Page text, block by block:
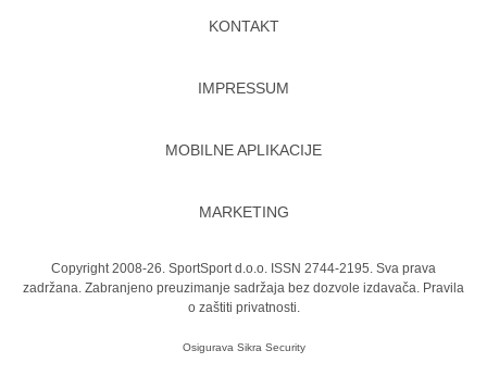
KONTAKT
IMPRESSUM
MOBILNE APLIKACIJE
MARKETING
Copyright 2008-26. SportSport d.o.o. ISSN 2744-2195. Sva prava
zadržana. Zabranjeno preuzimanje sadržaja bez dozvole izdavača. Pravila
o zaštiti privatnosti.
Osigurava Sikra Security